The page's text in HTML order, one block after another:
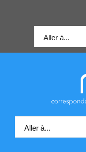
Aller à...
Aller à...